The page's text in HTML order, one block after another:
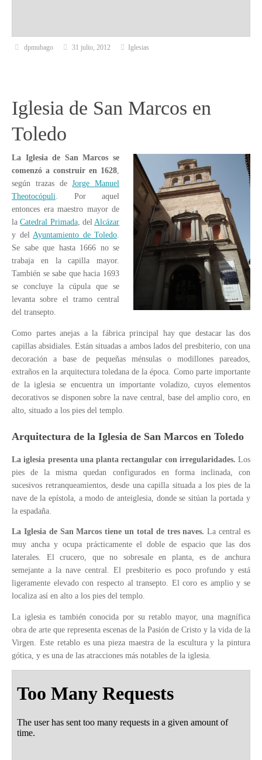
dpmubago 31 julio, 2012 Iglesias
Iglesia de San Marcos en
Toledo
La Iglesia de San Marcos se
comenzó a construir en 1628,
según trazas deJorge Manuel
Theotocópuli. Por aquel
entonces era maestro mayor de
laCatedral Primada, del Alcázar
y del Ayuntamiento de Toledo.
Se sabe que hasta 1666 no se
trabaja en la capilla mayor.
También se sabe que hacia 1693
se concluye la cúpula que se
levanta sobre el tramo central
del transepto.
Como partes anejas a la fábrica principal hay que destacar las dos
capillas absidiales. Están situadas a ambos lados del presbiterio, con una
decoración a base de pequeñas ménsulas o modillones pareados,
extraños en la arquitectura toledana de la época. Como parte importante
de la iglesia se encuentra un importante voladizo, cuyos elementos
decorativos se disponen sobre la nave central, base del amplio coro, en
alto, situado a los pies del templo.
Arquitectura de la Iglesia de San Marcos en Toledo
La iglesia presenta una planta rectangular con irregularidades. Los
pies de la misma quedan configurados en forma inclinada, con
sucesivos retranqueamientos, desde una capilla situada a los pies de la
nave de la epístola, a modo de anteiglesia, donde se sitúan la portada y
la espadaña.
La Iglesia de San Marcos tiene un total de tres naves. La central es
muy ancha y ocupa prácticamente el doble de espacio que las dos
laterales. El crucero, que no sobresale en planta, es de anchura
semejante a la nave central. El presbiterio es poco profundo y está
ligeramente elevado con respecto al transepto. El coro es amplio y se
localiza así en alto a los pies del templo.
La iglesia es también conocida por su retablo mayor, una magnífica
obra de arte que representa escenas de la Pasión de Cristo y la vida de la
Virgen. Este retablo es una pieza maestra de la escultura y la pintura
gótica, y es una de las atracciones más notables de la iglesia.